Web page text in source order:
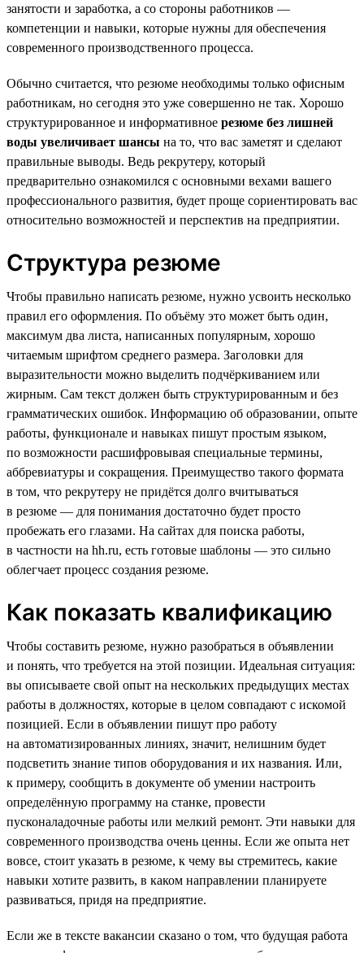
занятости и заработка, а со стороны работников —
компетенции и навыки, которые нужны для обеспечения
современного производственного процесса.
Обычно считается, что резюме необходимы только офисным
работникам, но сегодня это уже совершенно не так. Хорошо
структурированное и информативное резюме без лишней
воды увеличивает шансы на то, что вас заметят и сделают
правильные выводы. Ведь рекрутеру, который
предварительно ознакомился с основными вехами вашего
профессионального развития, будет проще сориентировать вас
относительно возможностей и перспектив на предприятии.
Структура резюме
Чтобы правильно написать резюме, нужно усвоить несколько
правил его оформления. По объёму это может быть один,
максимум два листа, написанных популярным, хорошо
читаемым шрифтом среднего размера. Заголовки для
выразительности можно выделить подчёркиванием или
жирным. Сам текст должен быть структурированным и без
грамматических ошибок. Информацию об образовании, опыте
работы, функционале и навыках пишут простым языком,
по возможности расшифровывая специальные термины,
аббревиатуры и сокращения. Преимущество такого формата
в том, что рекрутеру не придётся долго вчитываться
в резюме — для понимания достаточно будет просто
пробежать его глазами. На сайтах для поиска работы,
в частности на hh.ru, есть готовые шаблоны — это сильно
облегчает процесс создания резюме.
Как показать квалификацию
Чтобы составить резюме, нужно разобраться в объявлении
и понять, что требуется на этой позиции. Идеальная ситуация:
вы описываете свой опыт на нескольких предыдущих местах
работы в должностях, которые в целом совпадают с искомой
позицией. Если в объявлении пишут про работу
на автоматизированных линиях, значит, нелишним будет
подсветить знание типов оборудования и их названия. Или,
к примеру, сообщить в документе об умении настроить
определённую программу на станке, провести
пусконаладочные работы или мелкий ремонт. Эти навыки для
современного производства очень ценны. Если же опыта нет
вовсе, стоит указать в резюме, к чему вы стремитесь, какие
навыки хотите развить, в каком направлении планируете
развиваться, придя на предприятие.
Если же в тексте вакансии сказано о том, что будущая работа